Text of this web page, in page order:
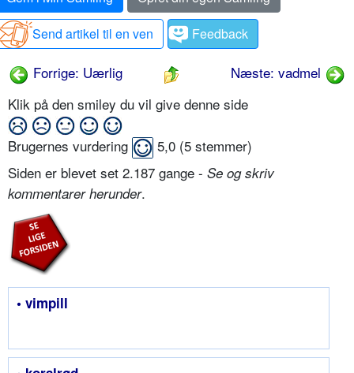
Send artikel til en ven
Feedback
Forrige: Uærlig
Næste: vadmel
Klik på den smiley du vil give denne side
Brugernes vurdering 5,0 (5 stemmer)
Siden er blevet set 2.187 gange - Se og skriv
kommentarer herunder.
• vimpill